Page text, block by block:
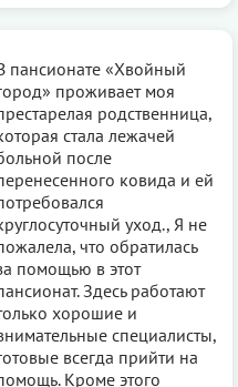
пансионате «Хвойный
проживает моя
родственница,
стала лежачей
после
ковида и ей
уход., Я не
что обратилась
помощью в этот
Здесь работают
хорошие и
специалисты,
всегда прийти на
Кроме этого